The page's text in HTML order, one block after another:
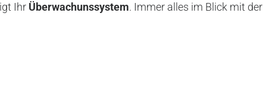
Ihr Überwachunssystem. Immer alles im Blick mit der